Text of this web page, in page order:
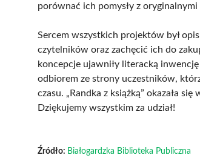
porównać ich pomysły z
Sercem wszystkich projektów był
czytelników oraz zachęcić ich do
koncepcje ujawniły literacką
odbiorem ze strony uczestników,
czasu. „Randka z książką” okazała
Dziękujemy wszystkim za udział!
Źródło: Białogardzka Biblioteka Publiczna